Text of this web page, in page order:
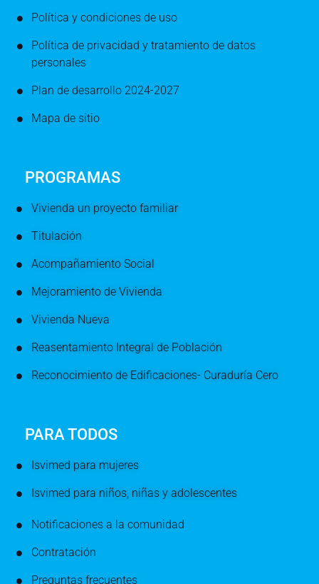
Política y condiciones de uso
Política de privacidad y tratamiento de datos
personales
Plan de desarrollo 2024-2027
Mapa de sitio
PROGRAMAS
Vivienda un proyecto familiar
Titulación
Acompañamiento Social
Mejoramiento de Vivienda
Vivienda Nueva
Reasentamiento Integral de Población
Reconocimiento de Edificaciones- Curaduría Cero
PARA TODOS
Isvimed para mujeres
Isvimed para niños, niñas y adolescentes
Notificaciones a la comunidad
Contratación
Preguntas frecuentes